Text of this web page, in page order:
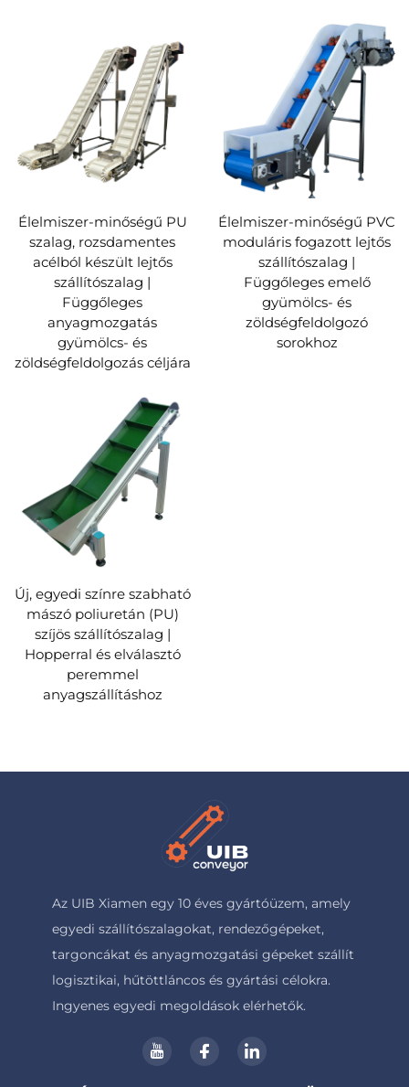
Élelmiszer-minőségű PU
szalag, rozsdamentes
acélból készült lejtős
szállítószalag |
Függőleges
anyagmozgatás
gyümölcs- és
zöldségfeldolgozás céljára
Élelmiszer-minőségű PVC
moduláris fogazott lejtős
szállítószalag |
Függőleges emelő
gyümölcs- és
zöldségfeldolgozó
sorokhoz
Új, egyedi színre szabható
mászó poliuretán (PU)
szíjös szállítószalag |
Hopperral és elválasztó
peremmel
anyagszállításhoz
Az UIB Xiamen egy 10 éves gyártóüzem, amely
egyedi szállítószalagokat, rendezőgépeket,
targoncákat és anyagmozgatási gépeket szállít
logisztikai, hűtöttláncos és gyártási célokra.
Ingyenes egyedi megoldások elérhetők.